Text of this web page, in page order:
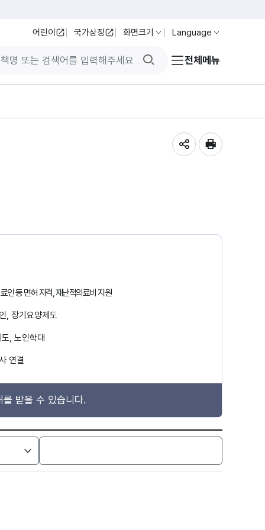
어린이 국가상징 화면크기 Language
검색버튼전체메뉴
인 등 면허 자격, 재난적의료비 지원
, 장기요양제도
, 노인학대
연결
받을 수 있습니다.